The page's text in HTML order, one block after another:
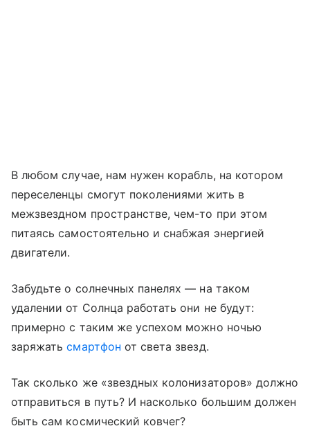
В любом случае, нам нужен корабль, на котором
переселенцы смогут поколениями жить в
межзвездном пространстве, чем-то при этом
питаясь самостоятельно и снабжая энергией
двигатели.
Забудьте о солнечных панелях — на таком
удалении от Солнца работать они не будут:
примерно с таким же успехом можно ночью
заряжатьсмартфон от света звезд.
Так сколько же «звездных колонизаторов» должно
отправиться в путь? И насколько большим должен
быть сам космический ковчег?